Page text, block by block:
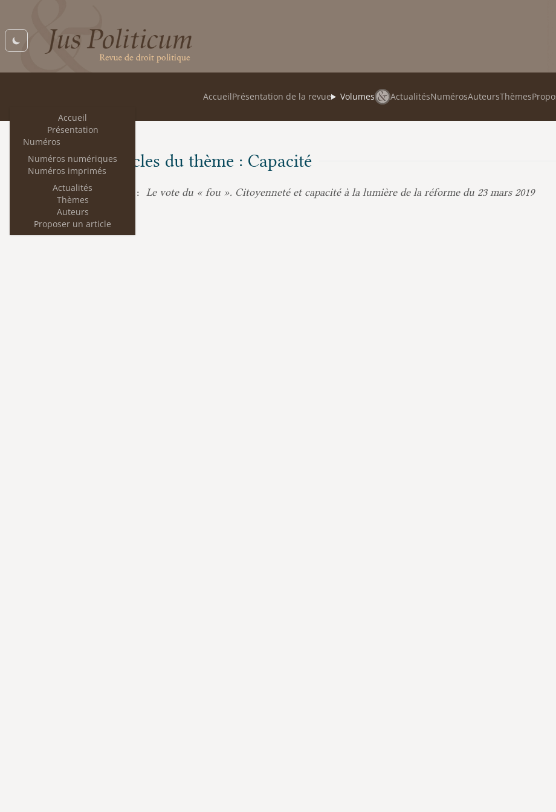
Accueil
Présentation
Numéros
Numéros numériques
Numéros imprimés
Actualités
Thèmes
Auteurs
Proposer un article
AccueilPrésentation de la revue Volumes ActualitésNumérosAuteursThèmes
Les articles du thème : Capacité
Camille Aynès : Le vote du « fou ». Citoyenneté et capacité à la lumière de la réforme du 23 mars 2019